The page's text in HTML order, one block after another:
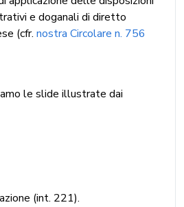
e doganali di diretto
(cfr. nostra Circolare n. 756
le slide illustrate dai
(int. 221).